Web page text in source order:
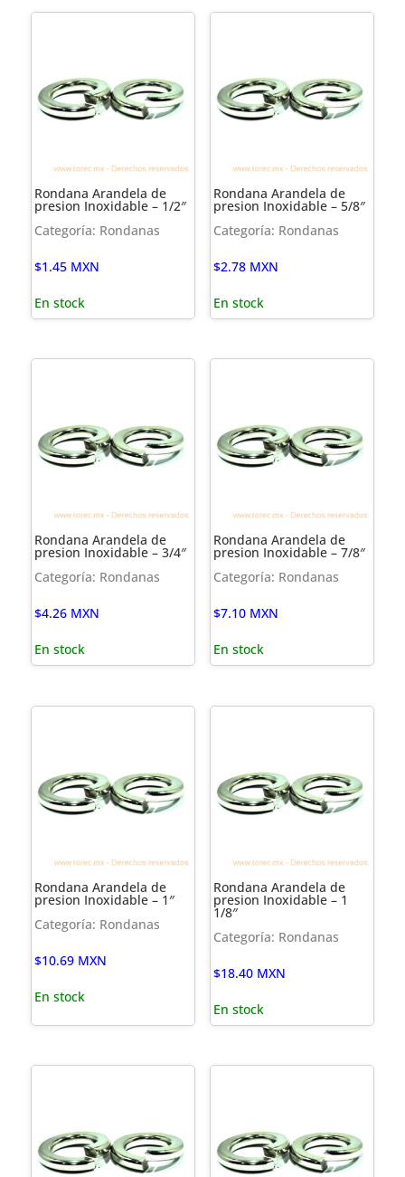
Rondana Arandela de
presion Inoxidable – 1/2″
Categoría: Rondanas
$1.45 MXN
En stock
Rondana Arandela de
presion Inoxidable – 5/8″
Categoría: Rondanas
$2.78 MXN
En stock
Rondana Arandela de
presion Inoxidable – 3/4″
Categoría: Rondanas
$4.26 MXN
En stock
Rondana Arandela de
presion Inoxidable – 7/8″
Categoría: Rondanas
$7.10 MXN
En stock
Rondana Arandela de
presion Inoxidable – 1″
Categoría: Rondanas
$10.69 MXN
En stock
Rondana Arandela de
presion Inoxidable – 1
1/8″
Categoría: Rondanas
$18.40 MXN
En stock